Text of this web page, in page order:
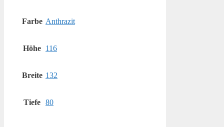
Farbe Anthrazit
Höhe 116
Breite 132
Tiefe 80